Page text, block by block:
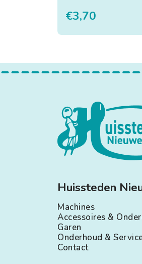
€3,70
Huissteden
Machines
Accessoires &
Garen
Onderhoud &
Contact